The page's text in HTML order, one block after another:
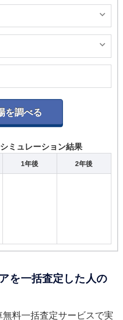
ミュレーション結果
1年後 2年後
を一括査定した人の
料一括査定サービスで実